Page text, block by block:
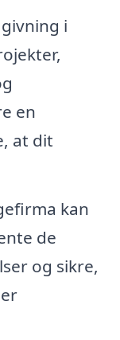
i
en
at dit
kan
de
og sikre,